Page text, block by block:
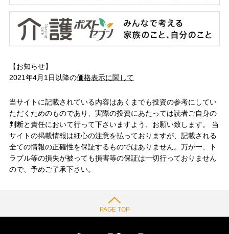
【お知らせ】
2021年4月1日以降の価格表示に関して
当サイトに記載されている内容はあくまでも投資の参考にしてい
ただくためのものであり、実際の投資にあたっては読者ご自身の
判断と責任において行って下さいますよう、お願い致します。 当
サイトの掲載情報は細心の注意を払っておりますが、記載される
全ての情報の正確性を保証するものではありません。万が一、ト
ラブル等の損失が被っても損害等の保証は一切行っておりません
ので、予めご了承下さい。
PAGE TOP